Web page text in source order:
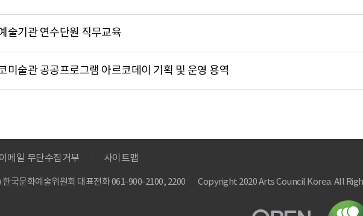
술기관 연수단원 직무교육
술관 공공프로그램 아르코데이 기획 및 운영 용역
메일 무단수집거부 사이트맵
국문화예술위원회 대표전화 061-900-2100, 2200 Copyright 2020 Arts Council Korea. All